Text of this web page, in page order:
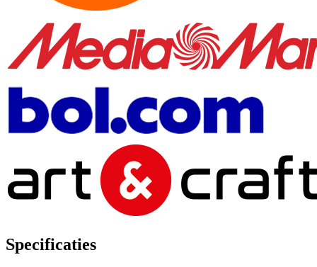
Specificaties